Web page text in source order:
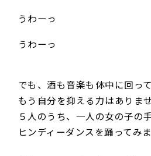
うわーっ
うわーっ
でも、酒も音楽も体中に回っ
もう自分を抑える力はありま
５人のうち、一人の女の子の
ヒンディーダンスを踊ってみま